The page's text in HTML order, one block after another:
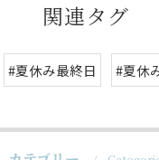
関連タグ
#夏休み最終日 #夏休